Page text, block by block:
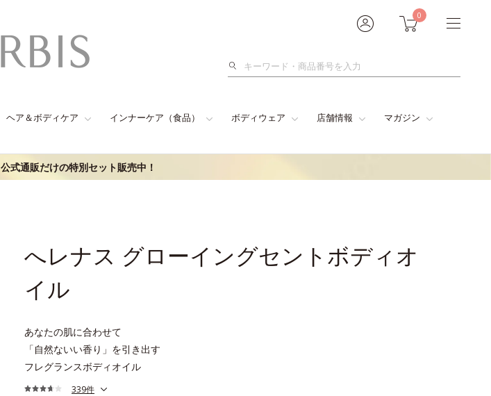
0
検
ヘア＆ボディケア インナーケア（食品） ボディウェア 店舗情報 マガジン
公式通販だけの特別セット販売中！
へレナス グローイングセントボディオ
イル
あなたの肌に合わせて
「自然ないい香り」を引き出す
フレグランスボディオイル
339件